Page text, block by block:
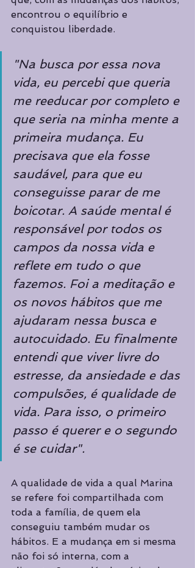
encontrou o equilíbrio e
conquistou liberdade.
"Na busca por essa nova
vida, eu percebi que queria
me reeducar por completo e
que seria na minha mente a
primeira mudança. Eu
precisava que ela fosse
saudável, para que eu
conseguisse parar de me
boicotar. A saúde mental é
responsável por todos os
campos da nossa vida e
reflete em tudo o que
fazemos. Foi a meditação e
os novos hábitos que me
ajudaram nessa busca e
autocuidado. Eu finalmente
entendi que viver livre do
estresse, da ansiedade e das
compulsões, é qualidade de
vida. Para isso, o primeiro
passo é querer e o segundo
é se cuidar".
A qualidade de vida a qual Marina
se refere foi compartilhada com
toda a família, de quem ela
conseguiu também mudar os
hábitos. E a mudança em si mesma
não foi só interna, com a